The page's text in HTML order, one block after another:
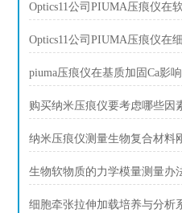
Optics11公司PIUMA压痕仪在
Optics11公司PIUMA压痕仪在
购买纳米压痕仪要考虑哪些因
纳米压痕仪测量生物复合材料
生物软物质的力学模量测量办